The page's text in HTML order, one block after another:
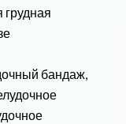
бандаж,